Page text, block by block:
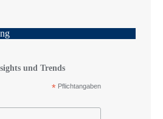
und Trends
* Pflichtangaben